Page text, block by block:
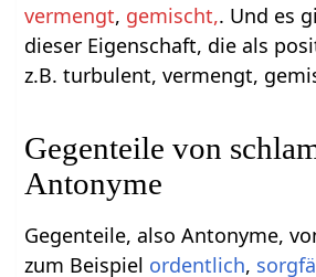
vermengt, gemischt,. Und es
dieser Eigenschaft, die als
z.B. turbulent, vermengt,
Gegenteile von
Antonyme
Gegenteile, also Antonyme,
zum Beispiel ordentlich,